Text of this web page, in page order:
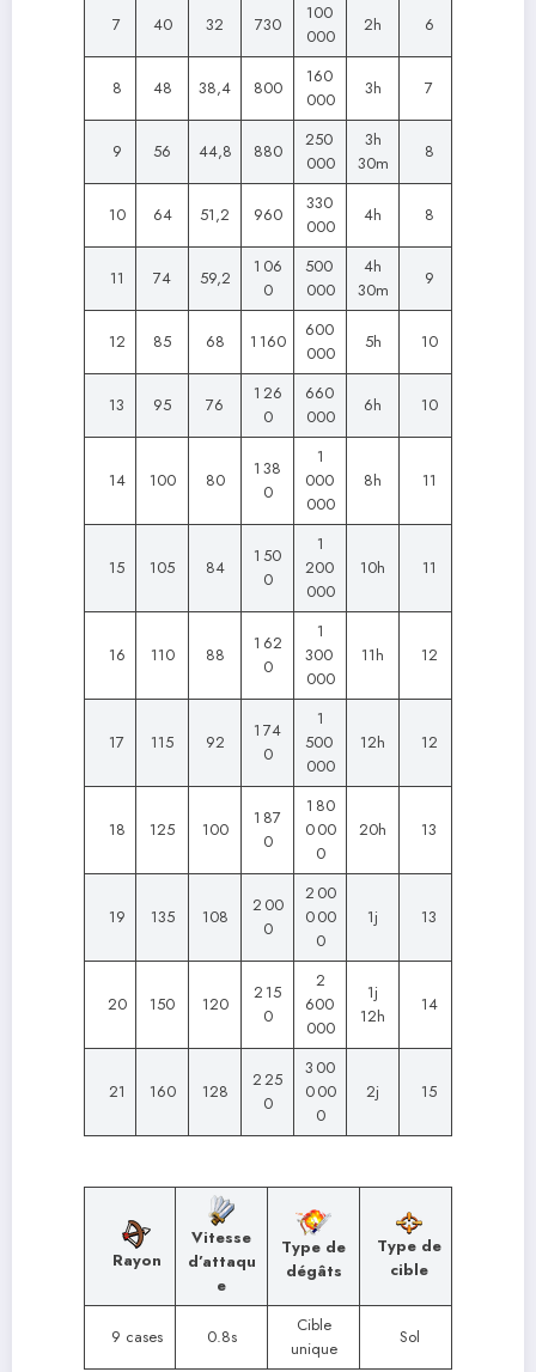
7 40 32 730
100
000
2h 6
8 48 38,4 800
160
000
3h 7
9 56 44,8 880
250
000
3h
30m
8
10 64 51,2 960
330
000
4h 8
11 74 59,2
1 06
0
500
000
4h
30m
9
12 85 68 1 160
600
000
5h 10
13 95 76
1 26
0
660
000
6h 10
14 100 80
1 38
0
1
000
000
8h 11
15 105 84
1 50
0
1
200
000
10h 11
16 110 88
1 62
0
1
300
000
11h 12
17 115 92
1 74
0
1
500
000
12h 12
18 125 100
1 87
0
1 80
0 00
0
20h 13
19 135 108
2 00
0
2 00
0 00
0
1j 13
20 150 120
2 15
0
2
600
000
1j
12h
14
21 160 128
2 25
0
3 00
0 00
0
2j 15
Rayon
Vitesse
d’attaqu
e
Type de
dégâts
Type de
cible
9 cases 0.8s
Cible
unique
Sol